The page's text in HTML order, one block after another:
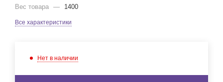
Вес товара — 1400
Все характеристики
Нет в наличии